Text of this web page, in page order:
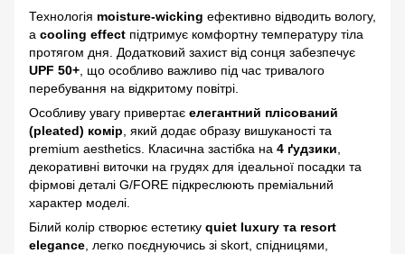
Технологія moisture-wicking ефективно відводить вологу,
а cooling effect підтримує комфортну температуру тіла
протягом дня. Додатковий захист від сонця забезпечує
UPF 50+ , що особливо важливо під час тривалого
перебування на відкритому повітрі.
Особливу увагу привертає елегантний плісований
(pleated) комір , який додає образу вишуканості та
premium aesthetics. Класична застібка на 4 ґудзики
декоративні виточки на грудях для ідеальної посадки та
фірмові деталі G/FORE підкреслюють преміальний
характер моделі.
Білий колір створює естетику quiet luxury та resort
elegance , легко поєднуючись зі skort, спідницями,